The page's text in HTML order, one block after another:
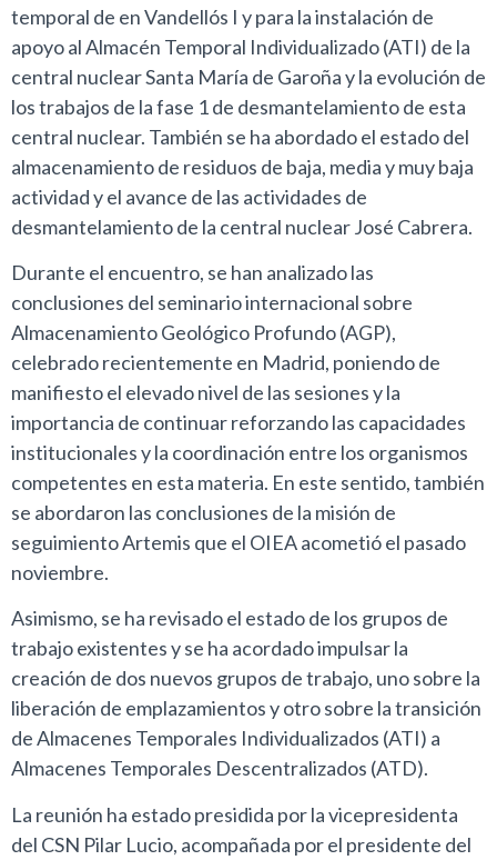
temporal de en Vandellós I y para la instalación de
apoyo al Almacén Temporal Individualizado (ATI) de la
central nuclear Santa María de Garoña y la evolución de
los trabajos de la fase 1 de desmantelamiento de esta
central nuclear. También se ha abordado el estado del
almacenamiento de residuos de baja, media y muy baja
actividad y el avance de las actividades de
desmantelamiento de la central nuclear José Cabrera.
Durante el encuentro, se han analizado las
conclusiones del seminario internacional sobre
Almacenamiento Geológico Profundo (AGP),
celebrado recientemente en Madrid, poniendo de
manifiesto el elevado nivel de las sesiones y la
importancia de continuar reforzando las capacidades
institucionales y la coordinación entre los organismos
competentes en esta materia. En este sentido, también
se abordaron las conclusiones de la misión de
seguimiento Artemis que el OIEA acometió el pasado
noviembre.
Asimismo, se ha revisado el estado de los grupos de
trabajo existentes y se ha acordado impulsar la
creación de dos nuevos grupos de trabajo, uno sobre la
liberación de emplazamientos y otro sobre la transición
de Almacenes Temporales Individualizados (ATI) a
Almacenes Temporales Descentralizados (ATD).
La reunión ha estado presidida por la vicepresidenta
del CSN Pilar Lucio, acompañada por el presidente del